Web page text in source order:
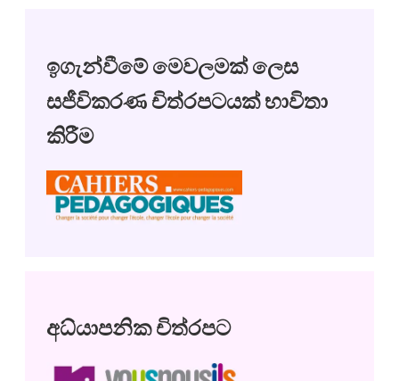
ඉගැන්වීමේ මෙවලමක් ලෙස
සජීවිකරණ චිත්රපටයක් භාවිතා
කිරීම
අධ්යාපනික චිත්රපට